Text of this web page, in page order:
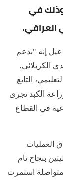
وذلك في
العراقي.
إنه "بدعم
الكربلائي,
التابع
الكبد تجرى
في القطاع
العمليات
بنجاح تام
استمرت